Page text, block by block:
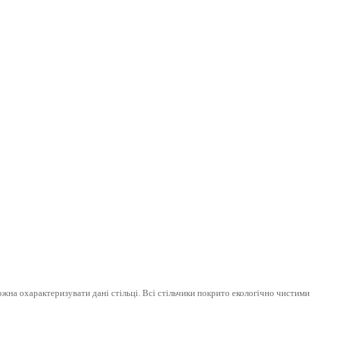
охарактеризувати дані стільці. Всі стільчики покрито екологічно чистими